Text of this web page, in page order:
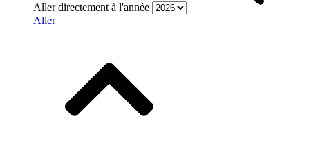
Aller directement à l'année
Aller